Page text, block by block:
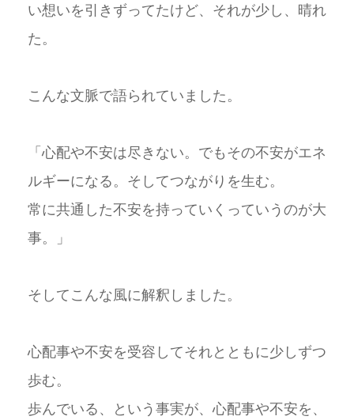
い想いを引きずってたけど、それが少し、晴れ
た。
こんな文脈で語られていました。
「心配や不安は尽きない。でもその不安がエネ
ルギーになる。そしてつながりを生む。
常に共通した不安を持っていくっていうのが大
事。」
そしてこんな風に解釈しました。
心配事や不安を受容してそれとともに少しずつ
歩む。
歩んでいる、という事実が、心配事や不安を、